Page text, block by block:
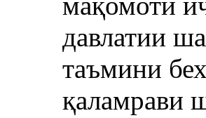
давлатии
таъмини
қаламрави